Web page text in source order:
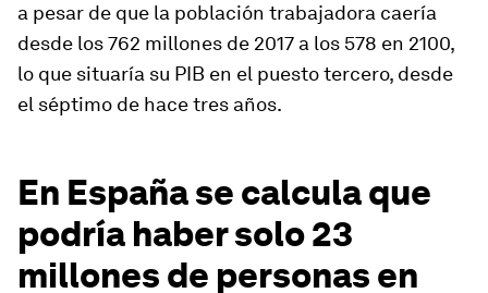
a pesar de que la población trabajadora caería
desde los 762 millones de 2017 a los 578 en 2100,
lo que situaría su PIB en el puesto tercero, desde
el séptimo de hace tres años.
En España se calcula que
podría haber solo 23
millones de personas en